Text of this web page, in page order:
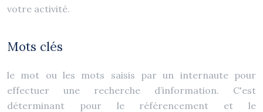
votre activité.
Mots clés
le mot ou les mots saisis par un internaute pour
effectuer une recherche d’information. C'est
déterminant pour le référencement et le